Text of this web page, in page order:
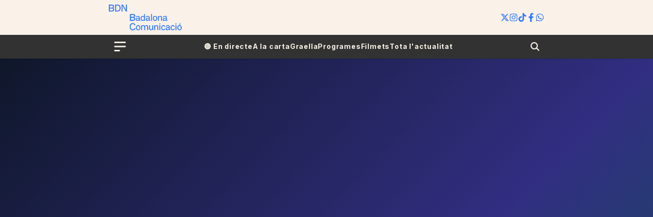
Menu
🔴​​ En directeA la cartaGraellaProgramesFilmetsTota l'actualitat Search